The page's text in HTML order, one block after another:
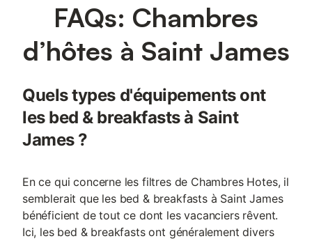
FAQs: Chambres
d’hôtes à Saint James
Quels types d'équipements ont
les bed & breakfasts à Saint
James ?
En ce qui concerne les filtres de Chambres Hotes, il
semblerait que les bed & breakfasts à Saint James
bénéficient de tout ce dont les vacanciers rêvent.
Ici, les bed & breakfasts ont généralement divers